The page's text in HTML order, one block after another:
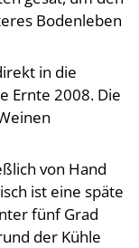
Bodenleben
in die
Ernte 2008. Die
von Hand
ist eine späte
fünf Grad
der Kühle